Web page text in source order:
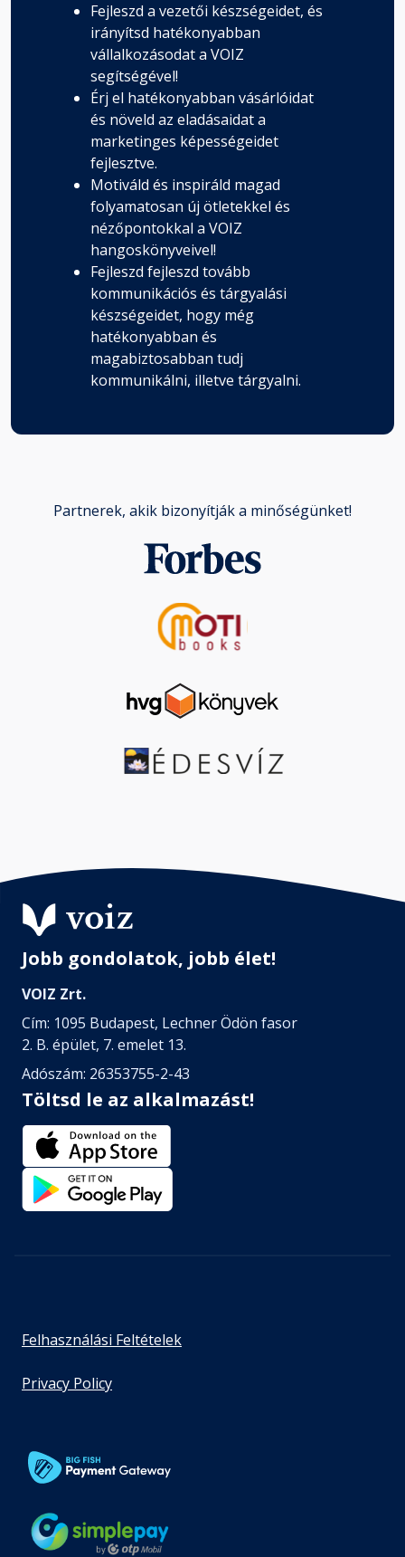
Fejleszd a vezetői készségeidet, és
irányítsd hatékonyabban
vállalkozásodat a VOIZ
segítségével!
Érj el hatékonyabban vásárlóidat
és növeld az eladásaidat a
marketinges képességeidet
fejlesztve.
Motiváld és inspiráld magad
folyamatosan új ötletekkel és
nézőpontokkal a VOIZ
hangoskönyveivel!
Fejleszd fejleszd tovább
kommunikációs és tárgyalási
készségeidet, hogy még
hatékonyabban és
magabiztosabban tudj
kommunikálni, illetve tárgyalni.
Partnerek, akik bizonyítják a minőségünket!
Jobb gondolatok, jobb élet!
VOIZ Zrt.
Cím: 1095 Budapest, Lechner Ödön fasor
2. B. épület, 7. emelet 13.
Adószám: 26353755-2-43
Töltsd le az alkalmazást!
Felhasználási Feltételek
Privacy Policy